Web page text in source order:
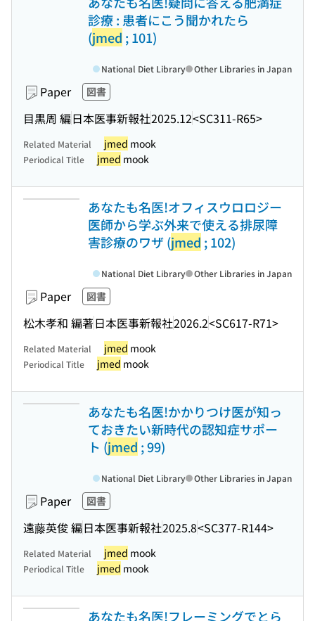
診療 : 患者にこう聞かれたら
(jmed ; 101)
Paper 図書
目黒周 編日本医事新報社2025.12<SC311-R65>
National Diet Library Other Libraries in Japan
Related Material jmed mook
Periodical Title jmed mook
あなたも名医!オフィスウロロジー
医師から学ぶ外来で使える排尿障
害診療のワザ (jmed ; 102)
Paper 図書
松木孝和 編著日本医事新報社2026.2<SC617-R71>
National Diet Library Other Libraries in Japan
Related Material jmed mook
Periodical Title jmed mook
あなたも名医!かかりつけ医が知っ
ておきたい新時代の認知症サポー
ト (jmed ; 99)
Paper 図書
遠藤英俊 編日本医事新報社2025.8<SC377-R144>
National Diet Library Other Libraries in Japan
Related Material jmed mook
Periodical Title jmed mook
あなたも名医!フレーミングでとら